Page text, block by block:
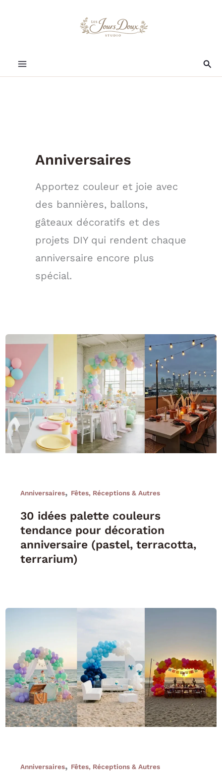
Anniversaires
Apportez couleur et joie avec
des bannières, ballons,
gâteaux décoratifs et des
projets DIY qui rendent chaque
anniversaire encore plus
spécial.
Anniversaires, Fêtes, Réceptions & Autres
30 idées palette couleurs
tendance pour décoration
anniversaire (pastel, terracotta,
terrarium)
Anniversaires, Fêtes, Réceptions & Autres